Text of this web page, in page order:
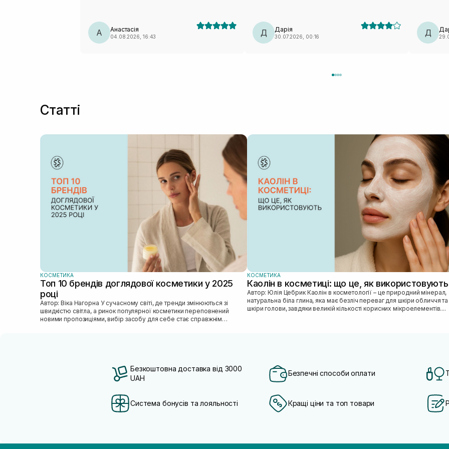
А Анастасія
04.08.2026, 16:43
вдруге не повторю (лише через лекало).
Д Дарія
30.07.2026, 00:16
класна
Д
Статті
КОСМЕТИКА
Топ 10 брендів доглядової косметики у 2025
році
Автор: Віка Нагорна У сучасному світі, де тренди змінюються зі
швидкістю світла, а ринок популярної косметики переповнений
новими пропозиціями, вибір засобу для себе стає справжнім
КОСМЕТИКА
Каолін в косметиці: що це, як використовують
Автор: Юлія Цебрик Каолін в косметології – це природний мінерал,
натуральна біла глина, яка має безліч переваг для шкіри обличчя та
шкіри голови, завдяки великій кількості корисних мікроелементів....
Безкоштовна доставка від 3000
UAH
Безпечні способи оплати
Система бонусів та лояльності Кращі ціни та топ товари